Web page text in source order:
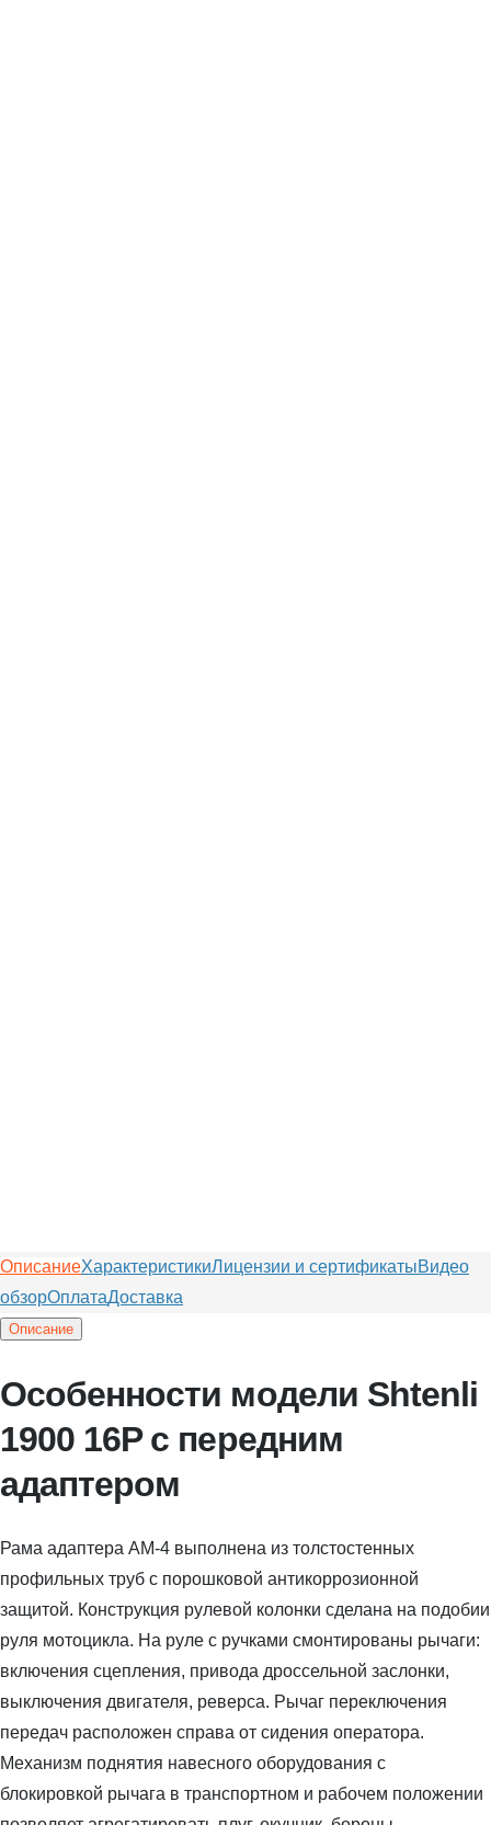
ОписаниеХарактеристикиЛицензии и сертификатыВидео
обзорОплатаДоставка
Описание
Особенности модели Shtenli
1900 16P с передним
адаптером
Рама адаптера АМ-4 выполнена из толстостенных
профильных труб с порошковой антикоррозионной
защитой. Конструкция рулевой колонки сделана на подобии
руля мотоцикла. На руле с ручками смонтированы рычаги:
включения сцепления, привода дроссельной заслонки,
выключения двигателя, реверса. Рычаг переключения
передач расположен справа от сидения оператора.
Механизм поднятия навесного оборудования с
блокировкой рычага в транспортном и рабочем положении